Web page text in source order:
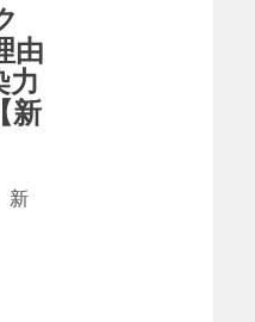
由
力
新
新